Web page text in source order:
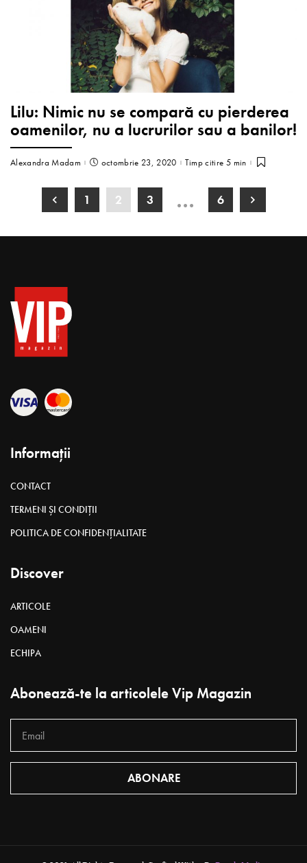
Lilu: Nimic nu se compară cu pierderea
oamenilor, nu a lucrurilor sau a banilor!
Alexandra Madam octombrie 23, 2020 Timp citire 5 min
1 2 3 … 6
Informații
CONTACT
TERMENI ȘI CONDIȚII
POLITICA DE CONFIDENȚIALITATE
Discover
ARTICOLE
OAMENI
ECHIPA
Abonează-te la articolele Vip Magazin
ABONARE